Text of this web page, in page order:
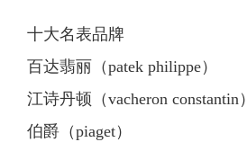
十大名表品牌
百达翡丽（patek philippe）
江诗丹顿（vacheron constantin）
伯爵（piaget）